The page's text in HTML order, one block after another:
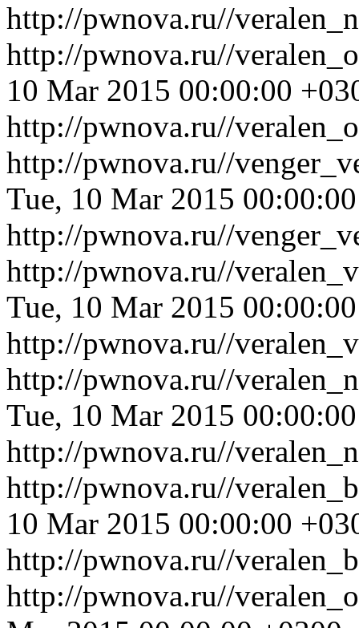
http://pwnova.ru//
http://pwnova.ru//
10 Mar 2015 00:00:00
http://pwnova.ru//
http://pwnova.ru//
Tue, 10 Mar 2015
http://pwnova.ru//
http://pwnova.ru//
Tue, 10 Mar 2015
http://pwnova.ru//
http://pwnova.ru//
Tue, 10 Mar 2015
http://pwnova.ru//
http://pwnova.ru//
10 Mar 2015 00:00:00
http://pwnova.ru//
http://pwnova.ru//